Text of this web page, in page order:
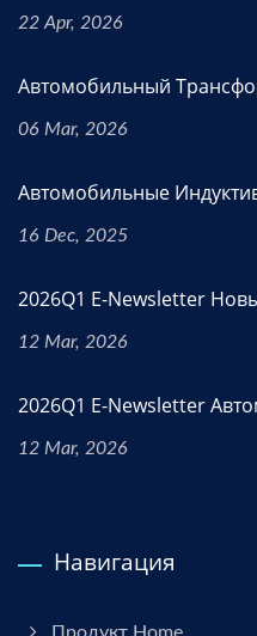
22 Apr, 2026
Автомобильный
06 Mar, 2026
Автомобильные
16 Dec, 2025
2026Q1 E-Newsletter
12 Mar, 2026
2026Q1 E-Newsletter
12 Mar, 2026
Навигация